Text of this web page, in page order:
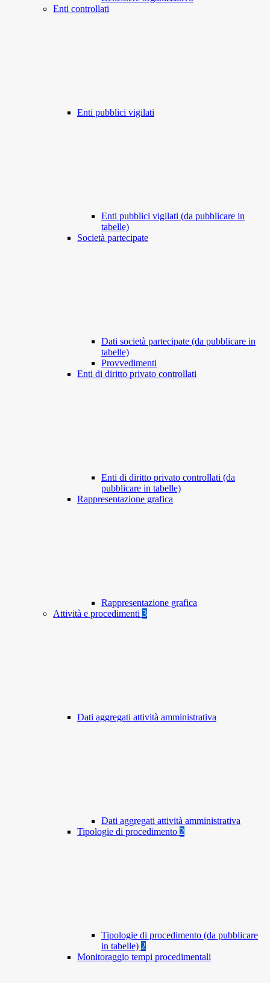
Enti controllati
Enti pubblici vigilati
Enti pubblici vigilati (da pubblicare in
tabelle)
Società partecipate
Dati società partecipate (da pubblicare in
tabelle)
Provvedimenti
Enti di diritto privato controllati
Enti di diritto privato controllati (da
pubblicare in tabelle)
Rappresentazione grafica
Rappresentazione grafica
Attività e procedimenti 3
Dati aggregati attività amministrativa
Dati aggregati attività amministrativa
Tipologie di procedimento 2
Tipologie di procedimento (da pubblicare
in tabelle) 2
Monitoraggio tempi procedimentali